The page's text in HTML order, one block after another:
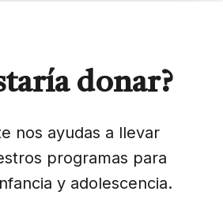
donar?
nos ayudas a llevar
programas para
y adolescencia.